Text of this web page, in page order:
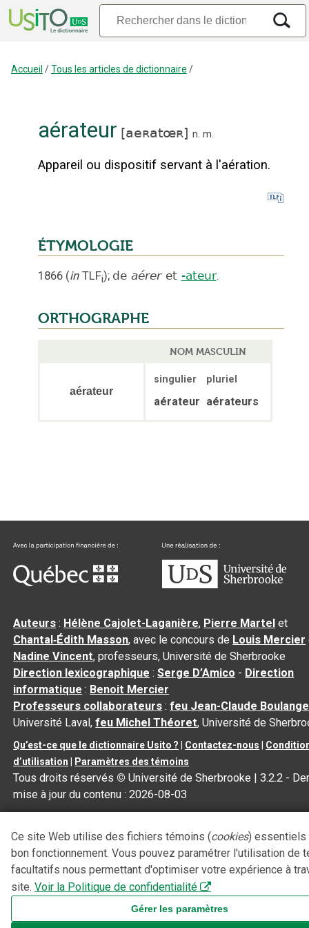
Accueil /Tous les articles de dictionnaire /
aérateur [aeʀatœʀ] n. m.
Appareil ou dispositif servant à l'aération.
ÉTYMOLOGIE
1866 (in TLFi); de aérer et -ateur.
ORTHOGRAPHE
NOM MASCULIN
aérateur
singulier pluriel
aérateur aérateurs
Auteurs : Hélène Cajolet-Laganière, Pierre Martel et
Chantal‑Édith Masson, avec le concours de Louis Mercier
Nadine Vincent, professeurs, Université de Sherbrooke
Direction lexicographique :Serge D’Amico - Direction
informatique : Benoit Mercier
Professeurs collaborateurs :feu Jean-Claude
Université Laval,feu Michel Théoret, Université de
Qu’est-ce que le dictionnaire Usito ? | Contactez-nous |
d’utilisation | Paramètres des témoins
Tous droits réservés © Université de Sherbrooke |3.2.2 -
mise à jour du contenu :2026-08-03
Ce site Web utilise des fichiers témoins (cookies) essentiels
bon fonctionnement. Vous pouvez paramétrer l'utilisation de
facultatifs nous permettant d'optimiser votre expérience à
site. Voir la Politique de confidentialité
Gérer les paramètres